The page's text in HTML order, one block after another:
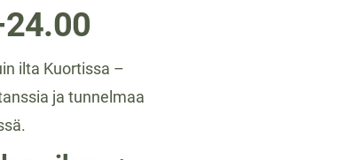
ilta Kuortissa –
ja tunnelmaa